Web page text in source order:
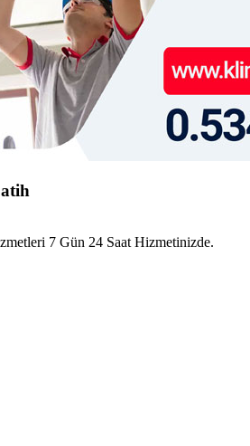
7 Gün 24 Saat Hizmetinizde.